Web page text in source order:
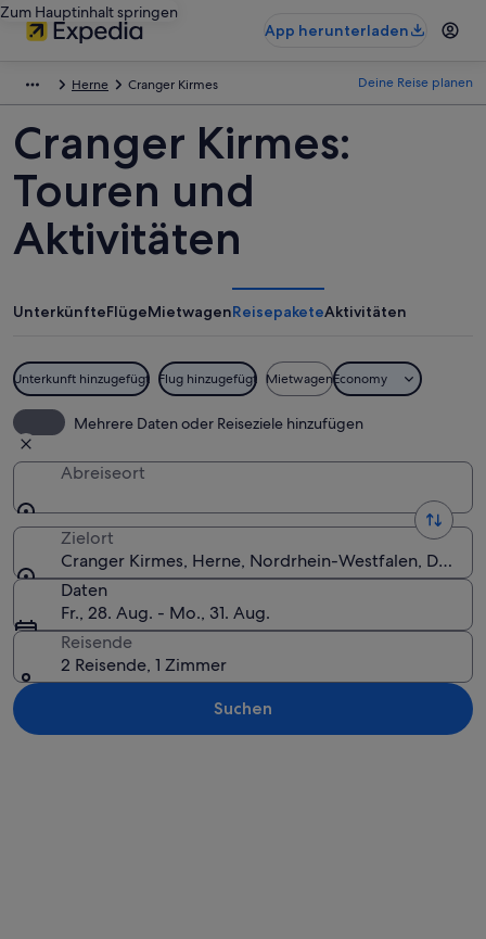
Zum Hauptinhalt springen
App herunterladen
Herne Cranger Kirmes Deine Reise planen
Cranger Kirmes:
Touren und
Aktivitäten
UnterkünfteFlügeMietwagenReisepaketeAktivitäten
Unterkunft hinzugefügt Flug hinzugefügt MietwagenEconomy
Mehrere Daten oder Reiseziele hinzufügen
Abreiseort
Zielort
Cranger Kirmes, Herne, Nordrhein-Westfalen,
Daten
Fr., 28. Aug. - Mo., 31. Aug.
Reisende
2 Reisende, 1 Zimmer
Suchen